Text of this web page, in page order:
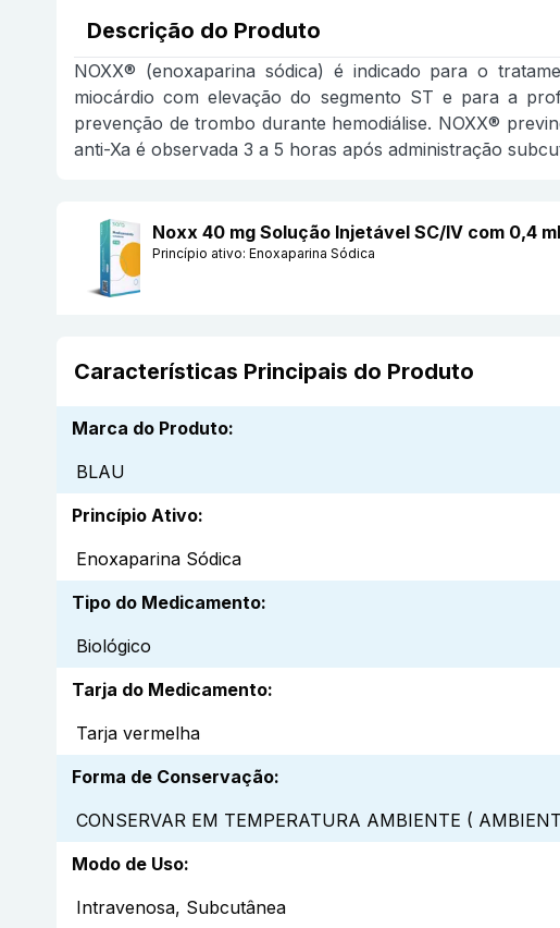
Descrição do Produto
NOXX® (enoxaparina sódica) é indicado para o
miocárdio com elevação do segmento ST e para a
prevenção de trombo durante hemodiálise. NOXX®
anti-Xa é observada 3 a 5 horas após administração
Noxx 40 mg Solução Injetável SC/IV com 0,4 ml
Princípio ativo: Enoxaparina Sódica
Características Principais do Produto
Marca do Produto:
BLAU
Princípio Ativo:
Enoxaparina Sódica
Tipo do Medicamento:
Biológico
Tarja do Medicamento:
Tarja vermelha
Forma de Conservação:
CONSERVAR EM TEMPERATURA AMBIENTE (
Modo de Uso:
Intravenosa, Subcutânea